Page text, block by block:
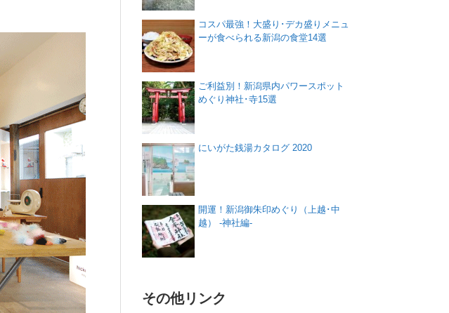
コスパ最強！大盛り･デカ盛りメニュ
ーが食べられる新潟の食堂14選
ご利益別！新潟県内パワースポット
めぐり神社･寺15選
にいがた銭湯カタログ 2020
開運！新潟御朱印めぐり（上越･中
越） -神社編-
その他リンク